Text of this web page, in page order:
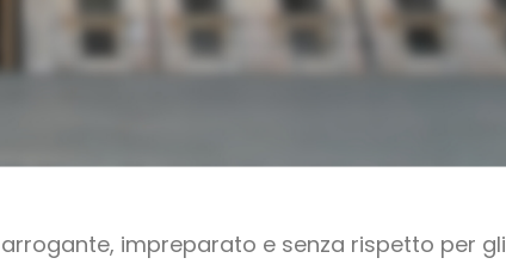
impreparato e senza rispetto per gli